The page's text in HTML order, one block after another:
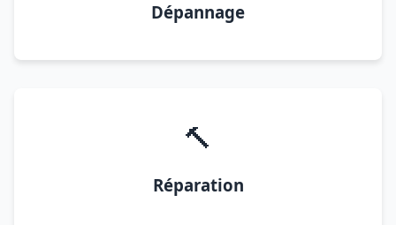
Dépannage
🔨
Réparation